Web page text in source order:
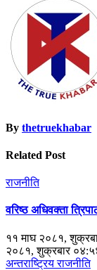
By thetruekhabar
Related Post
राजनीति
वरिष्ठ अधिवक्ता
११ माघ २०८१,
२०८१, शुक्रबार
अन्तराष्ट्रियराजनीति